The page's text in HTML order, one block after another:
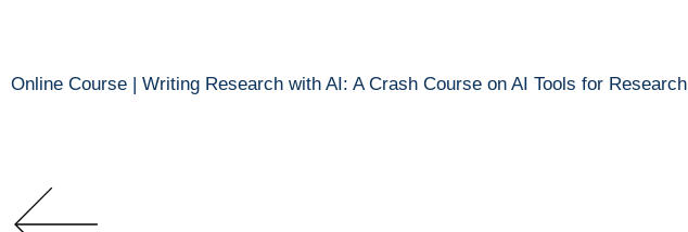
Online Course | Writing Research with AI: A Crash Course on AI Tools for Research